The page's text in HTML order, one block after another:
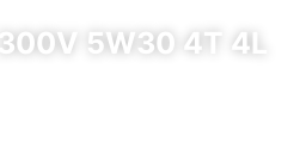
5W30 4T 4L